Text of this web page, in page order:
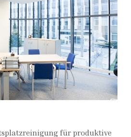
für produktive